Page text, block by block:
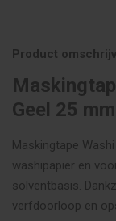
Product
Geel 25
Maskingtape
washipapier en
solventbasis.
verfdoorloop en